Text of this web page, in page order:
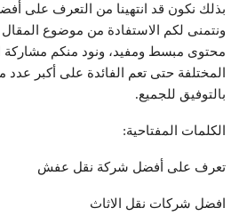
بذلك نكون قد انتهينا من التعرف على
ونتمنى لكم الاستفادة من موضوع
محتوى مبسط ومفيد، ونود منكم مشاركة
المختلفة حتى تعم الفائدة على أكبر
بالتوفيق للجميع.
الكلمات المفتاحية:
تعرف على أفضل شركة نقل عفش
افضل شركات نقل الاثاث